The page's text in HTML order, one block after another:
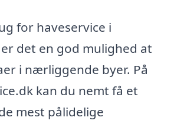
for haveservice i
det en god mulighed at
i nærliggende byer. På
kan du nemt få et
mest pålidelige